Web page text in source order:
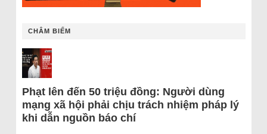
CHÂM BIẾM
Phạt lên đến 50 triệu đồng: Người dùng
mạng xã hội phải chịu trách nhiệm pháp lý
khi dẫn nguồn báo chí